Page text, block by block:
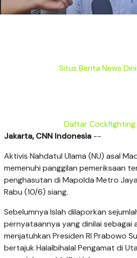
Situs Berita News
Daftar Cockfighting
Jakarta, CNN Indonesia --
Aktivis Nahdatul Ulama (NU) asal
memenuhi panggilan pemeriksaan
penghasutan di Mapolda Metro
Rabu (10/6) siang.
Sebelumnya Islah dilaporkan
pernyataannya yang dinilai sebagai
menjatuhkan Presiden RI Prabowo
bertajuk Halalbihalal Pengamat di